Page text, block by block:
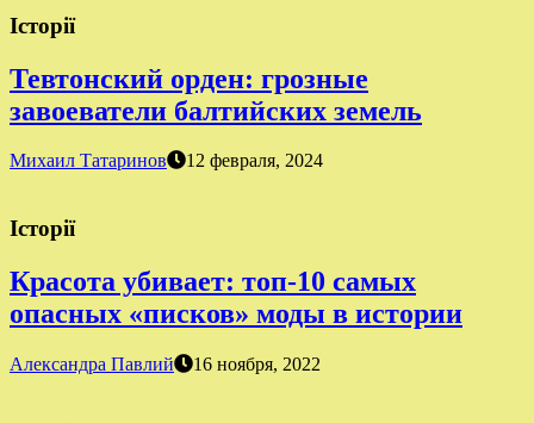
Історії
Тевтонский орден: грозные
завоеватели балтийских земель
Михаил Татаринов 12 февраля, 2024
Історії
Красота убивает: топ-10 самых
опасных «писков» моды в истории
Александра Павлий 16 ноября, 2022